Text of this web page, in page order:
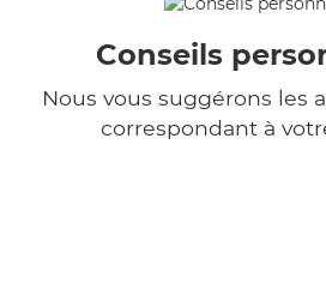
Conseils
Nous vous suggérons les
correspondant à